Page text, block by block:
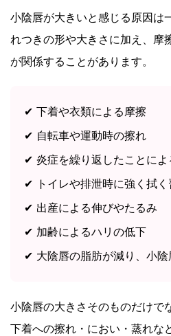
小陰唇が大きいと感じる原因は
れつきの形や大きさに加え、摩
が関係することがあります。
✔ 下着や衣類による摩擦
✔ 自転車や運動時の擦れ
✔ 炎症を繰り返したことによ
✔ トイレや排泄時に強く拭く
✔ 出産による伸びやたるみ
✔ 加齢によるハリの低下
✔ 大陰唇の脂肪が減り、小
小陰唇の大きさそのものだけで
下着への擦れ・におい・蒸れな